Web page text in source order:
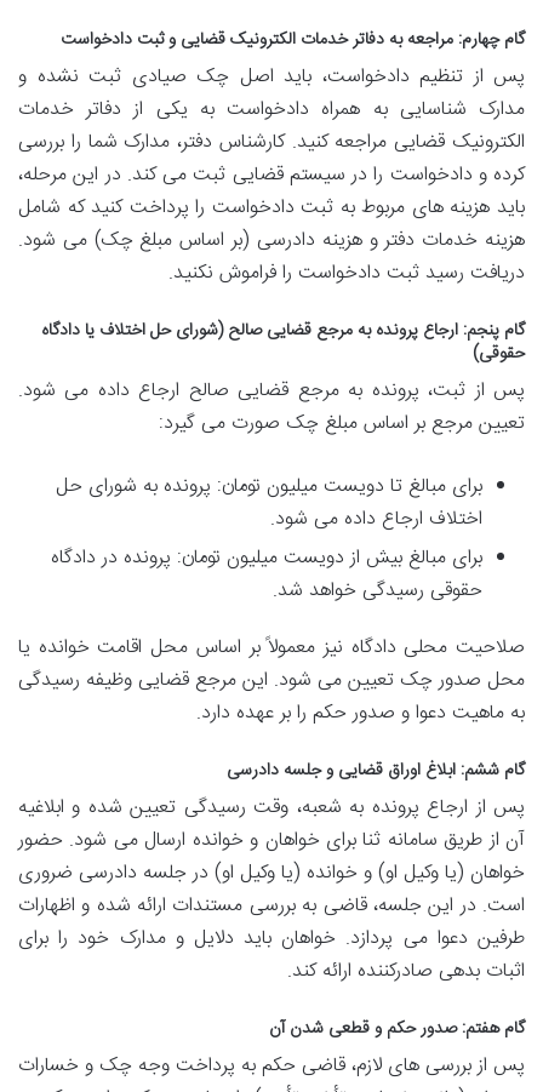
گام چهارم: مراجعه به دفاتر خدمات الکترونیک قضایی و ثبت دادخواست
پس از تنظیم دادخواست، باید اصل چک صیادی ثبت نشده و
مدارک شناسایی به همراه دادخواست به یکی از دفاتر خدمات
الکترونیک قضایی مراجعه کنید. کارشناس دفتر، مدارک شما را بررسی
کرده و دادخواست را در سیستم قضایی ثبت می کند. در این مرحله،
باید هزینه های مربوط به ثبت دادخواست را پرداخت کنید که شامل
هزینه خدمات دفتر وهزینه دادرسی (بر اساس مبلغ چک) می شود.
دریافت رسید ثبت دادخواست را فراموش نکنید.
گام پنجم: ارجاع پرونده به مرجع قضایی صالح (شورای حل اختلاف یا دادگاه
حقوقی)
پس از ثبت، پرونده به مرجع قضایی صالح ارجاع داده می شود.
تعیین مرجع بر اساسمبلغ چک صورت می گیرد:
برای مبالغ تا دویست میلیون تومان: پرونده به شورای حل
اختلاف ارجاع داده می شود.
برای مبالغ بیش از دویست میلیون تومان: پرونده دردادگاه
حقوقی رسیدگی خواهد شد.
صلاحیت محلی دادگاه نیز معمولاً بر اساس محل اقامت خوانده یا
محل صدور چک تعیین می شود. این مرجع قضایی وظیفه رسیدگی
به ماهیت دعوا و صدور حکم را بر عهده دارد.
گام ششم: ابلاغ اوراق قضایی و جلسه دادرسی
پس از ارجاع پرونده به شعبه، وقت رسیدگی تعیین شده و ابلاغیه
آن از طریق سامانه ثنا برای خواهان و خوانده ارسال می شود. حضور
خواهان (یا وکیل او) و خوانده (یا وکیل او) درجلسه دادرسی ضروری
است. در این جلسه، قاضی به بررسی مستندات ارائه شده و اظهارات
طرفین دعوا می پردازد. خواهان باید دلایل و مدارک خود را برای
اثبات بدهی صادرکننده ارائه کند.
گام هفتم: صدور حکم و قطعی شدن آن
پس از بررسی های لازم، قاضی حکم به پرداخت وجه چک و خسارات